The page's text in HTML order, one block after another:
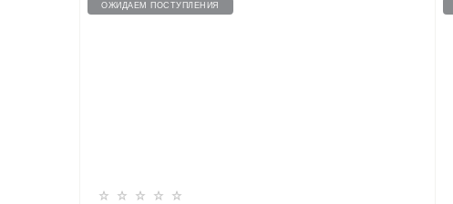
ОЖИДАЕМ ПОСТУПЛЕНИЯ